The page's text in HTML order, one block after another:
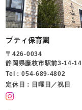
プティ保育園
〒426-0034
静岡県藤枝市駅前3-14-14
Tel：054-689-4802
定休日：日曜日／祝日